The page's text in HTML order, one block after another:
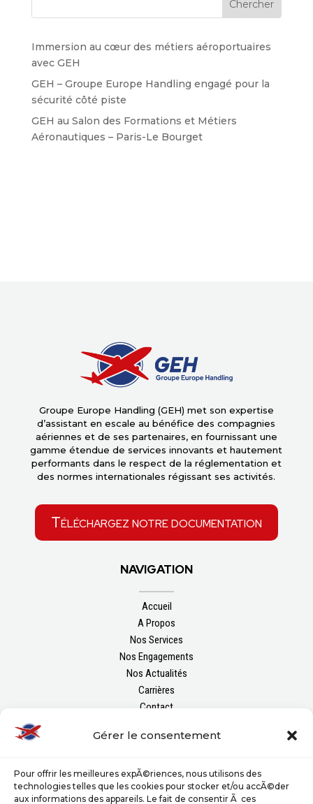
Gérer le consentement
Pour offrir les meilleures expÃ©riences, nous utilisons des
technologies telles que les cookies pour stocker et/ou accÃ©der
aux informations des appareils. Le fait de consentir Ã ces
Immersion au cœur des métiers aéroportuaires
avec GEH
GEH – Groupe Europe Handling engagé pour la
sécurité côté piste
GEH au Salon des Formations et Métiers
Aéronautiques – Paris-Le Bourget
Groupe Europe Handling (GEH) met son expertise
d’assistant en escale au bénéfice des compagnies
aériennes et de ses partenaires, en fournissant une
gamme étendue de services innovants et hautement
performants dans le respect de la réglementation et
des normes internationales régissant ses activités.
Téléchargez notre documentation
NAVIGATION
Accueil
A Propos
Nos Services
Nos Engagements
Nos Actualités
Carrières
Contact
NOUS SUIVRE